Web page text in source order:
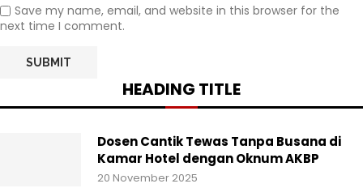
Save my name, email, and website in this browser for the
next time I comment.
HEADING TITLE
Dosen Cantik Tewas Tanpa Busana di
Kamar Hotel dengan Oknum AKBP
20 November 2025